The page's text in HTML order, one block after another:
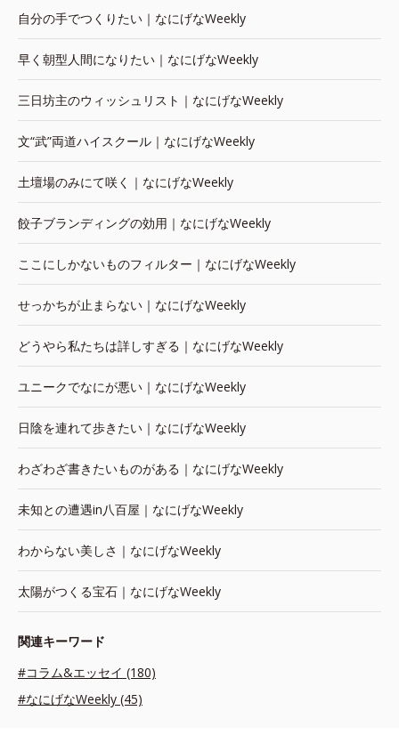
自分の手でつくりたい｜なにげなWeekly
早く朝型人間になりたい｜なにげなWeekly
三日坊主のウィッシュリスト｜なにげなWeekly
文“武”両道ハイスクール｜なにげなWeekly
土壇場のみにて咲く｜なにげなWeekly
餃子ブランディングの効用｜なにげなWeekly
ここにしかないものフィルター｜なにげなWeekly
せっかちが止まらない｜なにげなWeekly
どうやら私たちは詳しすぎる｜なにげなWeekly
ユニークでなにが悪い｜なにげなWeekly
日陰を連れて歩きたい｜なにげなWeekly
わざわざ書きたいものがある｜なにげなWeekly
未知との遭遇in八百屋｜なにげなWeekly
わからない美しさ｜なにげなWeekly
太陽がつくる宝石｜なにげなWeekly
関連キーワード
#コラム&エッセイ (180)
#なにげなWeekly (45)